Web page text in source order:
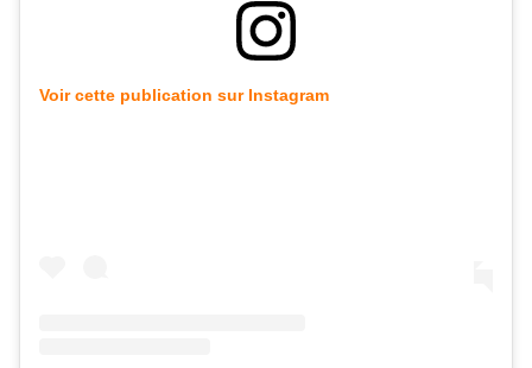
Voir cette publication sur Instagram